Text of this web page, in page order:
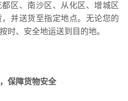
区、南沙区、从化区、增城区
并送货至指定地点。无论您的
时、安全地运送到目的地。
保障货物安全